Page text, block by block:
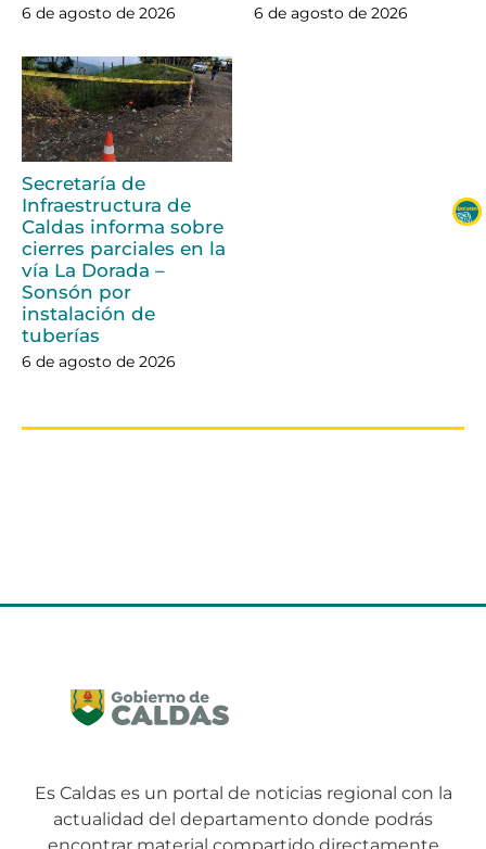
6 de agosto de 2026 6 de agosto de 2026
Secretaría de
Infraestructura de
Caldas informa sobre
cierres parciales en la
vía La Dorada –
Sonsón por
instalación de
tuberías
6 de agosto de 2026
Es Caldas es un portal de noticias regional con la
actualidad del departamento donde podrás